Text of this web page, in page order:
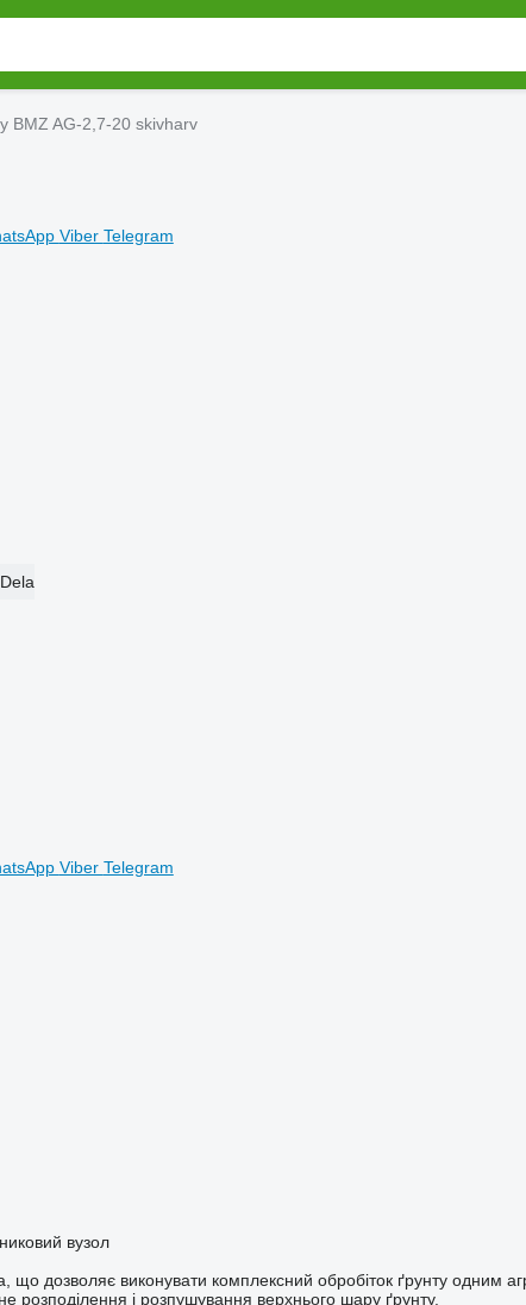
BMZ AG-2,7-20 skivharv
Viber Telegram
Dela
Viber Telegram
вузол
що дозволяє виконувати комплексний обробіток ґрунту одним
розподілення і розпушування верхнього шару ґрунту.